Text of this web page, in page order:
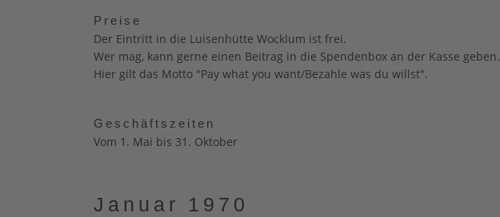
Preise
Der Eintritt in die Luisenhütte Wocklum ist frei.
Wer mag, kann gerne einen Beitrag in die Spendenbox an der Kasse geben.
Hier gilt das Motto "Pay what you want/Bezahle was du willst".
Geschäftszeiten
Vom 1. Mai bis 31. Oktober
Januar 1970